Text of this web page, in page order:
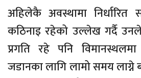
अहिलेकै अवस्थामा निर्धारित
कठिनाइ रहेको उल्लेख गर्दै उनले
प्रगति रहे पनि
जडानका लागि लामो समय